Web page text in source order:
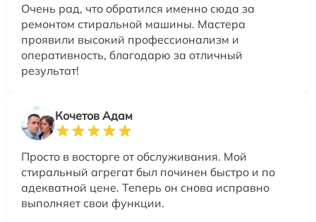
Очень рад, что обратился именно сюда за
ремонтом стиральной машины. Мастера
проявили высокий профессионализм и
оперативность, благодарю за отличный
результат!
Кочетов Адам
Просто в восторге от обслуживания. Мой
стиральный агрегат был починен быстро и по
адекватной цене. Теперь он снова исправно
выполняет свои функции.